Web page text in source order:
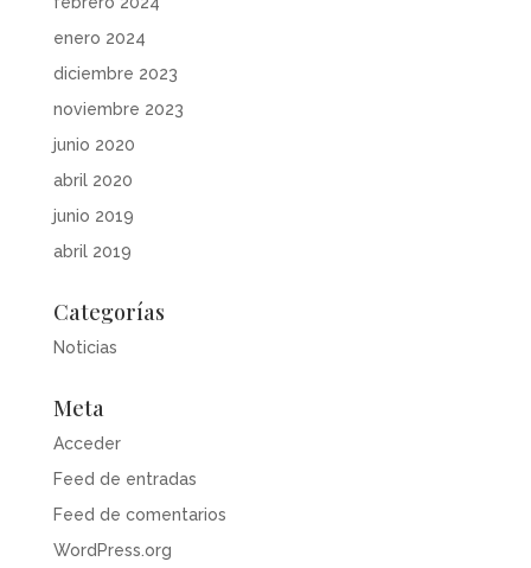
enero 2024
diciembre 2023
noviembre 2023
junio 2020
abril 2020
junio 2019
abril 2019
Categorías
Noticias
Meta
Acceder
Feed de entradas
Feed de comentarios
WordPress.org